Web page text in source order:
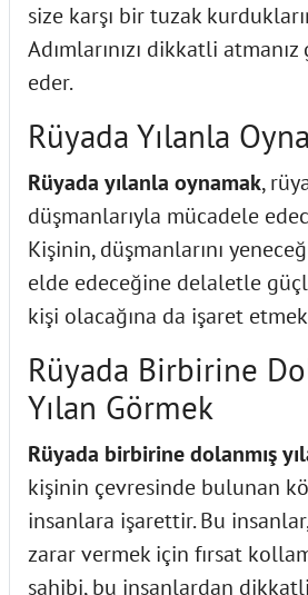
size karşı bir tuzak
Adımlarınızı dikkatli
eder.
Rüyada Yılanla
Rüyada yılanla oynamak,
düşmanlarıyla mücadele
Kişinin, düşmanlarını
elde edeceğine delaletle
kişi olacağına da işaret
Rüyada Birbirine
Yılan Görmek
Rüyada birbirine dolanmış
kişinin çevresinde bulunan
insanlara işarettir. Bu
zarar vermek için fırsat
sahibi, bu insanlardan